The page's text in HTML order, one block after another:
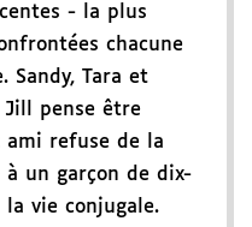
- la plus
chacune
Sandy, Tara et
Jill pense être
refuse de la
à un garçon de dix-
vie conjugale.